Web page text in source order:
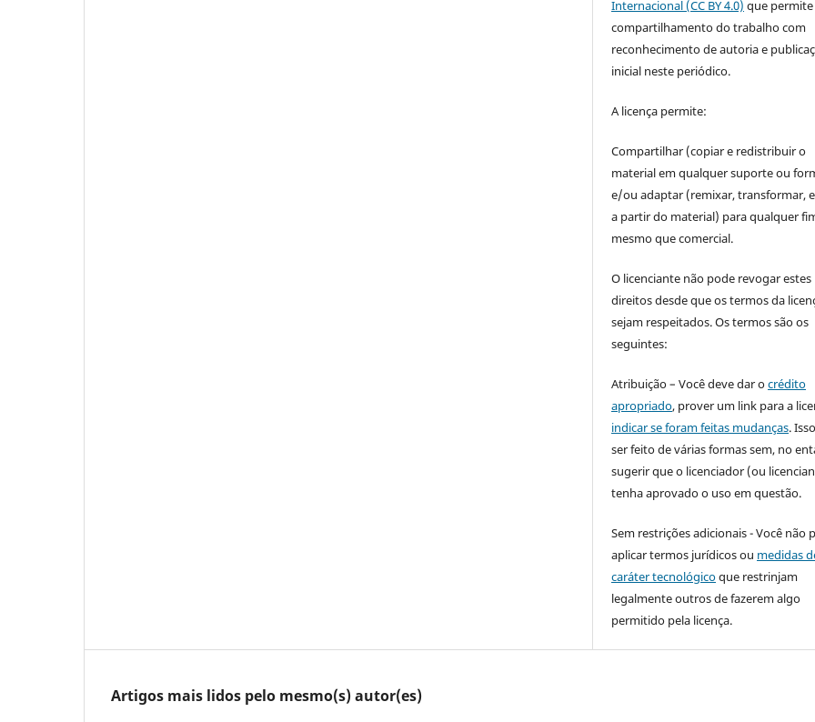
Internacional (CC BY 4.0) que
compartilhamento do trabalho com
reconhecimento de autoria e
inicial neste periódico.
A licença permite:
Compartilhar (copiar e redistribuir o
material em qualquer suporte ou
e/ou adaptar (remixar, transformar,
a partir do material) para qualquer
mesmo que comercial.
O licenciante não pode revogar estes
direitos desde que os termos da
sejam respeitados. Os termos são os
seguintes:
Atribuição – Você deve dar ocrédito
apropriado, prover um link para a
indicar se foram feitas mudanças.
ser feito de várias formas sem, no
sugerir que o licenciador (ou
tenha aprovado o uso em questão.
Sem restrições adicionais - Você não
aplicar termos jurídicos ou medidas
caráter tecnológicoque restrinjam
legalmente outros de fazerem algo
permitido pela licença.
Artigos mais lidos pelo mesmo(s) autor(es)